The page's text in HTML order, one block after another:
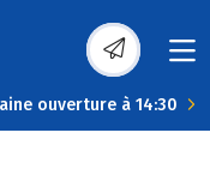
ouverture à 14:30